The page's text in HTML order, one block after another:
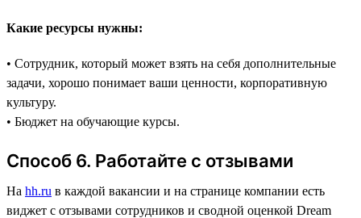
Какие ресурсы нужны:
• Сотрудник, который может взять на себя дополнительные
задачи, хорошо понимает ваши ценности, корпоративную
культуру.
• Бюджет на обучающие курсы.
Способ 6. Работайте с отзывами
На hh.ru в каждой вакансии и на странице компании есть
виджет с отзывами сотрудников и сводной оценкой Dream